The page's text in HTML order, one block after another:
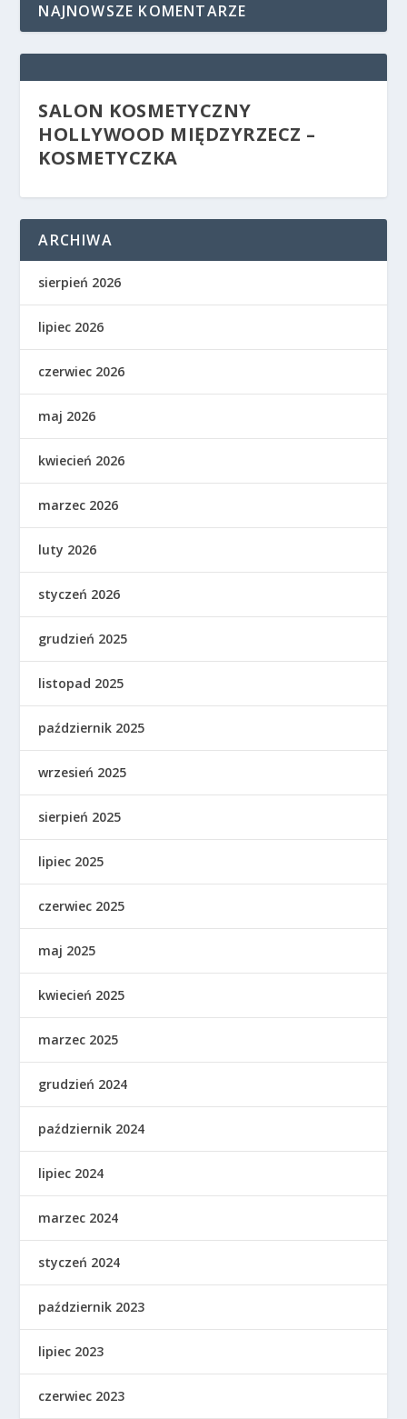
NAJNOWSZE KOMENTARZE
SALON KOSMETYCZNY
HOLLYWOOD MIĘDZYRZECZ –
KOSMETYCZKA
ARCHIWA
sierpień 2026
lipiec 2026
czerwiec 2026
maj 2026
kwiecień 2026
marzec 2026
luty 2026
styczeń 2026
grudzień 2025
listopad 2025
październik 2025
wrzesień 2025
sierpień 2025
lipiec 2025
czerwiec 2025
maj 2025
kwiecień 2025
marzec 2025
grudzień 2024
październik 2024
lipiec 2024
marzec 2024
styczeń 2024
październik 2023
lipiec 2023
czerwiec 2023